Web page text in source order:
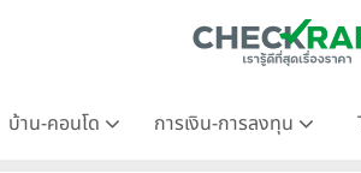
บ้าน-คอนโด การเงิน-การลงทุน